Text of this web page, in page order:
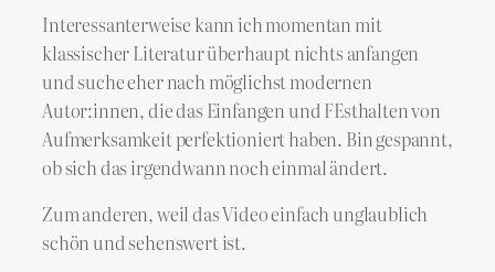
Interessanterweise kann ich momentan mit
klassischer Literatur überhaupt nichts anfangen
und suche eher nach möglichst modernen
Autor:innen, die das Einfangen und FEsthalten von
Aufmerksamkeit perfektioniert haben. Bin gespannt,
ob sich das irgendwann noch einmal ändert.
Zum anderen, weil das Video einfach unglaublich
schön und sehenswert ist.